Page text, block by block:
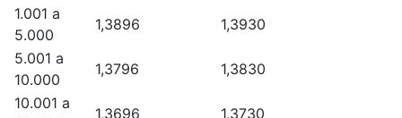
1.001 a
5.000
1,3896
1,3930
5.001 a
10.000
1,3796
1,3830
10.001 a
1,3696
1,3730